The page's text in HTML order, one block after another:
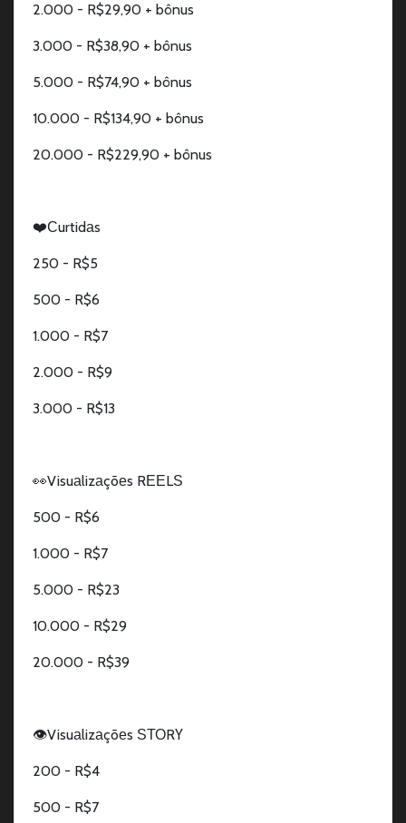
2.000 - R$29,90 + bônus
3.000 - R$38,90 + bônus
5.000 - R$74,90 + bônus
10.000 - R$134,90 + bônus
20.000 - R$229,90 + bônus
❤️Сurtidаs
250 - R$5
500 - R$6
1.000 - R$7
2.000 - R$9
3.000 - R$13
👀Visuаlizаçõеs RЕЕLЅ
500 - R$6
1.000 - R$7
5.000 - R$23
10.000 - R$29
20.000 - R$39
👁️Visuаlizаçõеs ЅТОRҮ
200 - R$4
500 - R$7